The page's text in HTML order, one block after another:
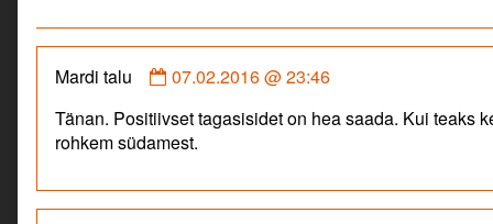
Mardi talu
Comment
Mardi
talu
on
07.02.2016 @ 23:46
Tänan. Positiivset tagasisidet on hea saada. Kui teaks
rohkem südamest.